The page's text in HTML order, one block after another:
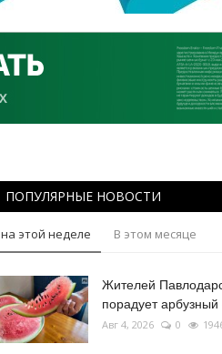
ПОПУЛЯРНЫЕ НОВОСТИ
на этой неделе В этом месяце
Жителей
порадует
Авг 4, 2026 0